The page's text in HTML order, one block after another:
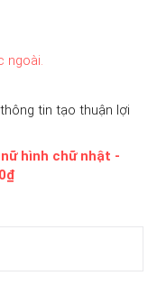
ngoài.
tin tạo thuận lợi
hình chữ nhật -